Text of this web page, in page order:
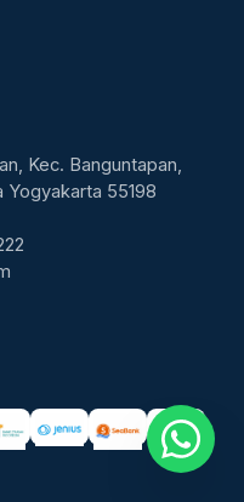
Kec. Banguntapan,
Yogyakarta 55198